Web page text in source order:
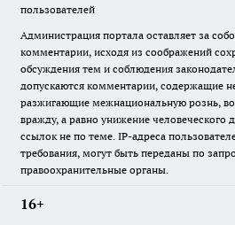
пользователей
Администрация портала оставляет за
комментарии, исходя из соображений
обсуждения тем и соблюдения
допускаются комментарии, содержащие
разжигающие межнациональную рознь,
вражду, а равно унижение человеческого
ссылок не по теме. IP-адреса
требования, могут быть переданы по
правоохранительные органы.
16+